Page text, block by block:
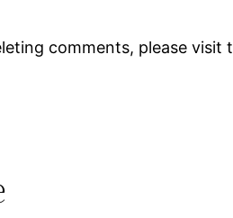
comments, please visit